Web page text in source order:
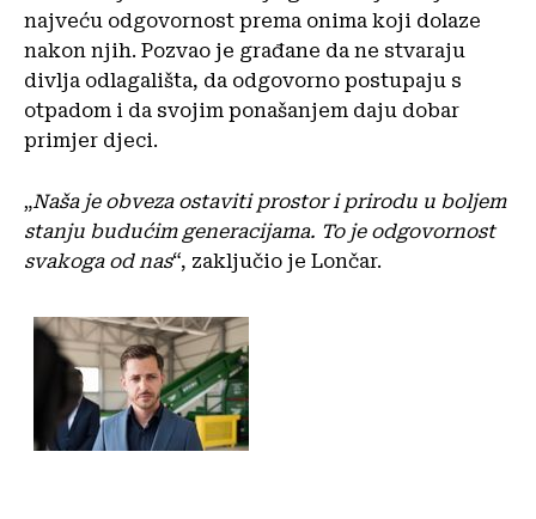
najveću odgovornost prema onima koji dolaze
nakon njih. Pozvao je građane da ne stvaraju
divlja odlagališta, da odgovorno postupaju s
otpadom i da svojim ponašanjem daju dobar
primjer djeci.
„Naša je obveza ostaviti prostor i prirodu u boljem
stanju budućim generacijama. To je odgovornost
svakoga od nas“, zaključio je Lončar.